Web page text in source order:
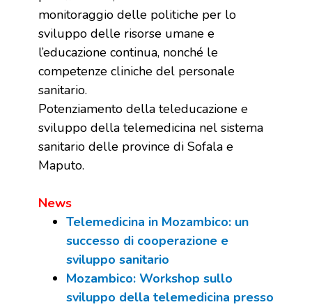
monitoraggio delle politiche per lo
sviluppo delle risorse umane e
l’educazione continua, nonché le
competenze cliniche del personale
sanitario.
Potenziamento della teleducazione e
sviluppo della telemedicina nel sistema
sanitario delle province di Sofala e
Maputo.
News
Telemedicina in Mozambico: un
successo di cooperazione e
sviluppo sanitario
Mozambico: Workshop sullo
sviluppo della telemedicina presso